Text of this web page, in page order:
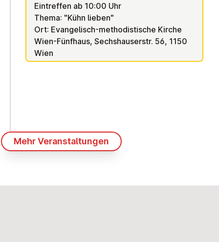
Eintreffen ab 10:00 Uhr
Thema: "Kühn lieben"
Ort: Evangelisch-methodistische Kirche
Wien-Fünfhaus, Sechshauserstr. 56, 1150
Wien
Mehr Veranstaltungen